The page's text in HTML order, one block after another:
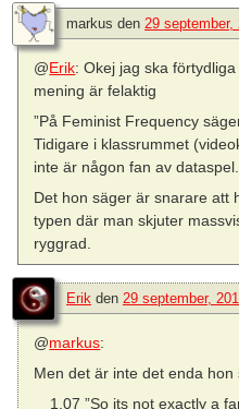
markus den 29 september,
@Erik: Okej jag ska
mening är felaktig
”På Feminist Frequency
Tidigare i klassrummet
inte är någon fan av
Det hon säger är snarare att
typen där man skjuter
ryggrad.
Erik den 29 september,
@markus:
Men det är inte det enda
1,07 ”So its not exactly a